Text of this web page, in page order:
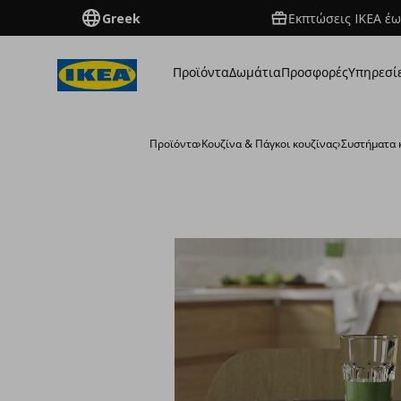
Greek Εκπτώσεις IKEA
ΠροϊόνταΔωμάτιαΠροσφορές
Προϊόντα›Κουζίνα & Πάγκοι κουζίνας›Συστήματα